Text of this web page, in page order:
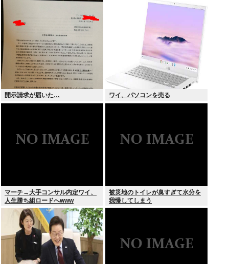
開示請求が届いた… ワイ、パソコンを売る
マーチ→大手コンサル内定ワイ、
人生勝ち組ロードへwww
被災地のトイレが臭すぎて水分を
我慢してしまう